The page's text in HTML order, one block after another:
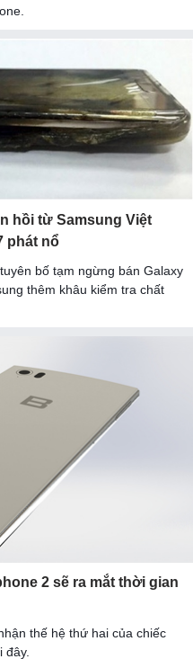
hồi từ Samsung Việt
phát nổ
bố tạm ngừng bán Galaxy
thêm khâu kiểm tra chất
2 sẽ ra mắt thời gian
thế hệ thứ hai của chiếc
đây.